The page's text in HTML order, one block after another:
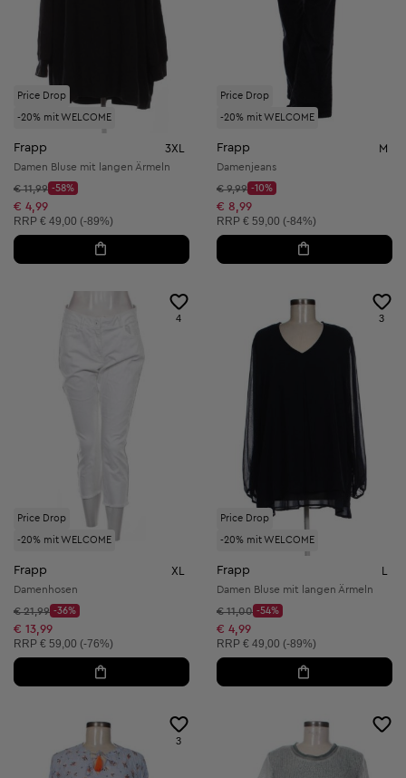
Price Drop
-20% mit WELCOME
Frapp 3XL
Damen Bluse mit langen Ärmeln
Startpreis:
€ 11,99
Discount Price:
-58%
Reduzierter Preis:
€ 4,99
Unverbindliche Preisempfehlung:
RRP € 49,00 (-89%)
Price Drop
-20% mit WELCOME
Frapp M
Damenjeans
Startpreis:
€ 9,99
Discount Price:
-10%
Reduzierter Preis:
€ 8,99
Unverbindliche Preisempfehlung:
RRP € 59,00 (-84%)
Price Drop
-20% mit WELCOME
4
Frapp XL
Damenhosen
Startpreis:
€ 21,99
Discount Price:
-36%
Reduzierter Preis:
€ 13,99
Unverbindliche Preisempfehlung:
RRP € 59,00 (-76%)
Price Drop
-20% mit WELCOME
3
Frapp L
Damen Bluse mit langen Ärmeln
Startpreis:
€ 11,00
Discount Price:
-54%
Reduzierter Preis:
€ 4,99
Unverbindliche Preisempfehlung:
RRP € 49,00 (-89%)
3